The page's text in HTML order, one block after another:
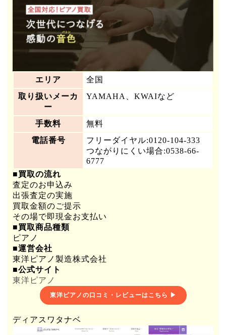
エリア
全国
取り扱いメーカ
ー
YAMAHA、KWAIなど
手数料
無料
電話番号
フリーダイヤル:0120-104-333
つながりにくい場合:0538-66-
6777
■買取の流れ
査定のお申込み
出張査定の実施
買取金額のご提示
その場で即現金お支払い
■買取商品種類
ピアノ
■運営会社
東洋ピアノ製造株式会社
■公式サイト
東洋ピアノ
東洋ピアノの口コミ・レビューはこちら ▶
ディアスワタナベ